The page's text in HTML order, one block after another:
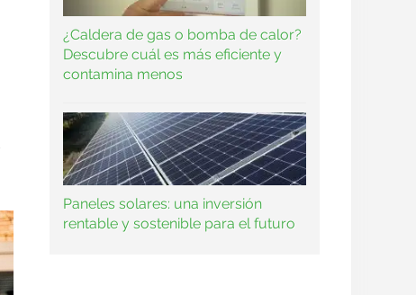
¿Caldera de gas o bomba de calor?
Descubre cuál es más eficiente y
contamina menos
Paneles solares: una inversión
rentable y sostenible para el futuro